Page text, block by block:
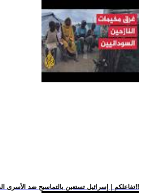
.. تفاعلكم | إسرائيل تستعين بالتماسيح ضد الأسرى الفلسطينيين!!